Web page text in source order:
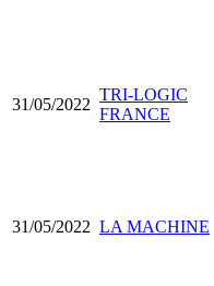
31/05/2022
TRI-LOGIC
FRANCE
31/05/2022 LA MACHINE